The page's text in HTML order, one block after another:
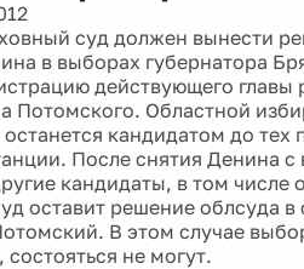
суд должен вынести
в выборах губернатора
действующего
Потомского. Областной
кандидатом до
После снятия Денина
кандидаты, в том числе
оставит решение облсуда
В этом случае
состояться не могут.